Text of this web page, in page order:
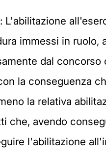
L'abilitazione
immessi in ruolo,
dal
la conseguenza
la relativa
che, avendo
l'abilitazione